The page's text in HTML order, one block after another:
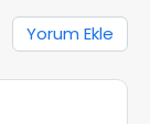
Yorum Ekle